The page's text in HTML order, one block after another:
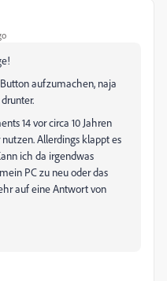
aufzumachen, naja
14 vor circa 10 Jahren
Allerdings klappt es
ich da irgendwas
PC zu neu oder das
auf eine Antwort von